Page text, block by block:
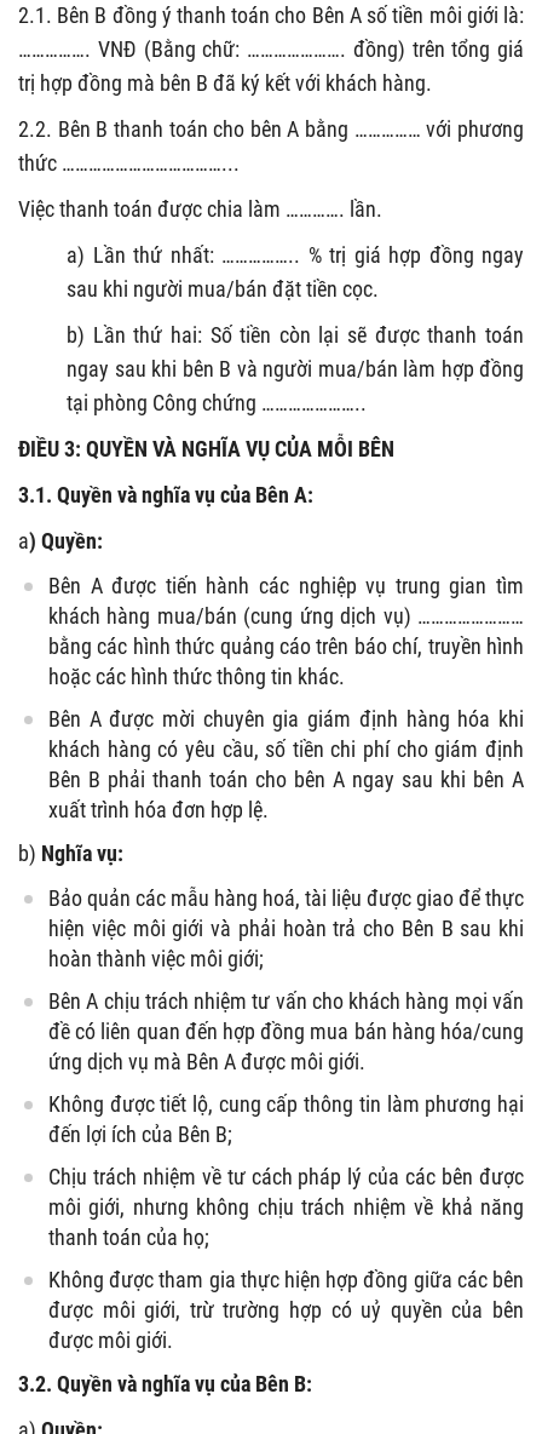
2.1. Bên B đồng ý thanh toán cho Bên A số tiền môi giới là:
……………. VNĐ (Bằng chữ: …………………. đồng) trên tổng giá
trị hợp đồng mà bên B đã ký kết với khách hàng.
2.2. Bên B thanh toán cho bên A bằng …………… với phương
thức ………………………………...
Việc thanh toán được chia làm …………. lần.
a) Lần thứ nhất: …………….. % trị giá hợp đồng ngay
sau khi người mua/bán đặt tiền cọc.
b) Lần thứ hai: Số tiền còn lại sẽ được thanh toán
ngay sau khi bên B và người mua/bán làm hợp đồng
tại phòng Công chứng …………………..
ĐIỀU 3: QUYỀN VÀ NGHĨA VỤ CỦA MỖI BÊN
3.1. Quyền và nghĩa vụ của Bên A:
a) Quyền:
Bên A được tiến hành các nghiệp vụ trung gian tìm
khách hàng mua/bán (cung ứng dịch vụ) ……………………
bằng các hình thức quảng cáo trên báo chí, truyền hình
hoặc các hình thức thông tin khác.
Bên A được mời chuyên gia giám định hàng hóa khi
khách hàng có yêu cầu, số tiền chi phí cho giám định
Bên B phải thanh toán cho bên A ngay sau khi bên A
xuất trình hóa đơn hợp lệ.
b) Nghĩa vụ:
Bảo quản các mẫu hàng hoá, tài liệu được giao để thực
hiện việc môi giới và phải hoàn trả cho Bên B sau khi
hoàn thành việc môi giới;
Bên A chịu trách nhiệm tư vấn cho khách hàng mọi vấn
đề có liên quan đến hợp đồng mua bán hàng hóa/cung
ứng dịch vụ mà Bên A được môi giới.
Không được tiết lộ, cung cấp thông tin làm phương hại
đến lợi ích của Bên B;
Chịu trách nhiệm về tư cách pháp lý của các bên được
môi giới, nhưng không chịu trách nhiệm về khả năng
thanh toán của họ;
Không được tham gia thực hiện hợp đồng giữa các bên
được môi giới, trừ trường hợp có uỷ quyền của bên
được môi giới.
3.2. Quyền và nghĩa vụ của Bên B: